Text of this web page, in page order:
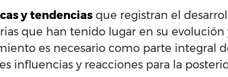
y tendencias que registran el
que han tenido lugar en su evolución
es necesario como parte integral
influencias y reacciones para la